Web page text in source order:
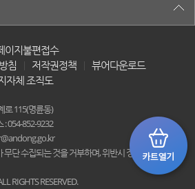
이지불편접수
침
저작권정책
뷰어다운로드
자체 조직도
로 115(명륜동)
: 054-852-9232
단 수집되는 것을 거부하며, 위반시 정보통신법에 의
RIGHTS RESERVED.